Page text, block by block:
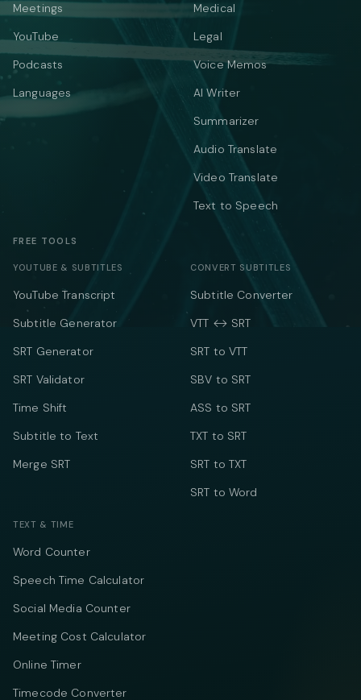
Meetings
YouTube
Podcasts
Languages
Medical
Legal
Voice Memos
AI Writer
Summarizer
Audio Translate
Video Translate
Text to Speech
FREE TOOLS
YOUTUBE & SUBTITLES
YouTube Transcript
Subtitle Generator
SRT Generator
SRT Validator
Time Shift
Subtitle to Text
Merge SRT
CONVERT SUBTITLES
Subtitle Converter
VTT ↔ SRT
SRT to VTT
SBV to SRT
ASS to SRT
TXT to SRT
SRT to TXT
SRT to Word
TEXT & TIME
Word Counter
Speech Time Calculator
Social Media Counter
Meeting Cost Calculator
Online Timer
Timecode Converter